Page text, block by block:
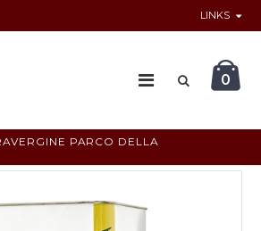
LINKS
0
PARCO DELLA